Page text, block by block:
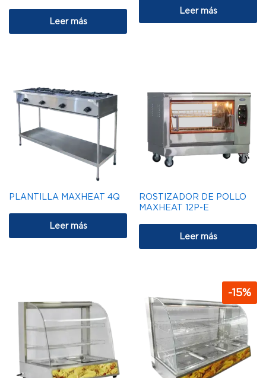
Leer más
Leer más
PLANTILLA MAXHEAT 4Q
Leer más
ROSTIZADOR DE POLLO
MAXHEAT 12P-E
Leer más
-15%